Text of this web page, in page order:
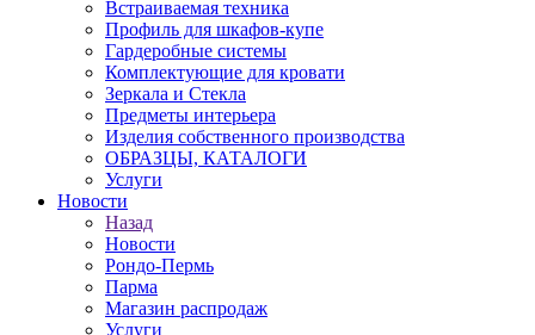
Встраиваемая техника
Профиль для шкафов-купе
Гардеробные системы
Комплектующие для кровати
Зеркала и Стекла
Предметы интерьера
Изделия собственного производства
ОБРАЗЦЫ, КАТАЛОГИ
Услуги
Новости
Назад
Новости
Рондо-Пермь
Парма
Магазин распродаж
Услуги